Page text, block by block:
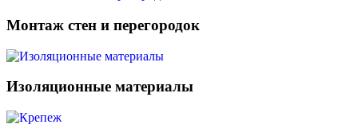
Монтаж стен и перегородок
Изоляционные материалы